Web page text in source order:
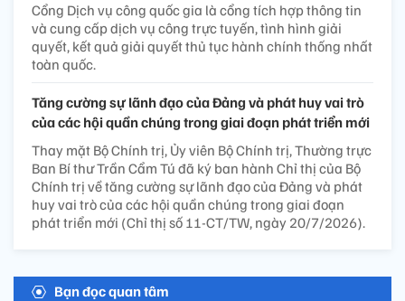
Cổng Dịch vụ công quốc gia là cổng tích hợp thông tin
và cung cấp dịch vụ công trực tuyến, tình hình giải
quyết, kết quả giải quyết thủ tục hành chính thống nhất
toàn quốc.
Tăng cường sự lãnh đạo của Đảng và phát huy vai trò
của các hội quần chúng trong giai đoạn phát triển mới
Thay mặt Bộ Chính trị, Ủy viên Bộ Chính trị, Thường trực
Ban Bí thư Trần Cẩm Tú đã ký ban hành Chỉ thị của Bộ
Chính trị về tăng cường sự lãnh đạo của Đảng và phát
huy vai trò của các hội quần chúng trong giai đoạn
phát triển mới (Chỉ thị số 11-CT/TW, ngày 20/7/2026).
Bạn đọc quan tâm